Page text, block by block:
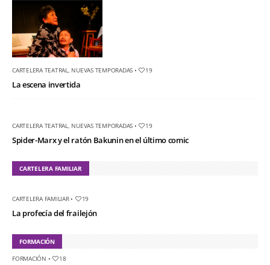
CARTELERA TEATRAL NUEVAS TEMPORADAS • 19
La escena invertida
CARTELERA TEATRAL NUEVAS TEMPORADAS • 19
Spider-Marx y el ratón Bakunin en el último comic
CARTELERA FAMILIAR
CARTELERA FAMILIAR• 19
La profecía del frailejón
FORMACIÓN
FORMACIÓN • 18